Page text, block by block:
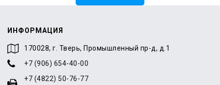
ИНФОРМАЦИЯ
170028, г. Тверь, Промышленный пр-д, д.1
+7 (906) 654-40-00
+7 (4822) 50-76-77